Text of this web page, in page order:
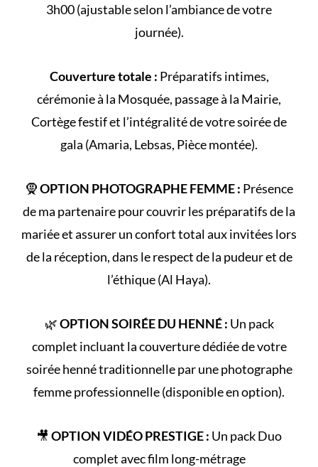
3h00 (ajustable selon l’ambiance de votre
journée).
Couverture totale : Préparatifs intimes,
cérémonie à la Mosquée, passage à la Mairie,
Cortègefestif et l’intégralité de votresoirée de
gala (Amaria, Lebsas, Pièce montée).
🧕OPTION PHOTOGRAPHE FEMME : Présence
de ma partenaire pour couvrir les préparatifs de la
mariée et assurer un confort total aux invitées lors
de la réception, dans le respect de la pudeur et de
l’éthique (Al Haya).
🌿OPTION SOIRÉE DU HENNÉ : Un pack
complet incluant la couverture dédiée de votre
soirée hennétraditionnelle par une photographe
femme professionnelle (disponible en option).
🎥 OPTION VIDÉO PRESTIGE : Un pack Duo
complet avec film long-métrage